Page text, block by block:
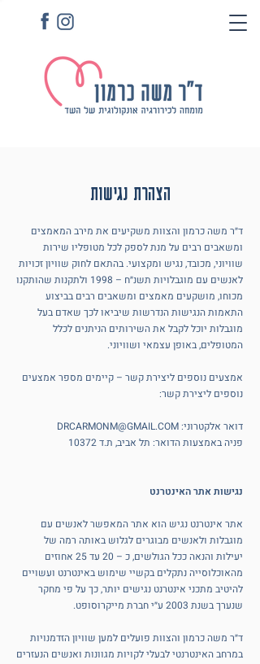
הצהרת נגישות
ד״ר משה כרמון והצוות משקיעים את מירב המאמצים
ומשאבים רבים על מנת לספק לכל מטופליו שירות
שוויוני, מכובד, נגיש ומקצועי. בהתאם לחוק שוויון זכויות
לאנשים עם מוגבלויות תשנ״ח – 1998 ולתקנות שהותקנו
מכוחו, מושקעים מאמצים ומשאבים רבים בביצוע
התאמות הנגישות הנדרשות שיביאו לכך שאדם בעל
מוגבלות יוכל לקבל את השירותים הניתנים לכלל
המטופלים, באופן עצמאי ושוויוני.
אמצעים נוספים ליצירת קשר – קיימים מספר אמצעים
נוספים ליצירת קשר:
דואר אלקטרוני: DRCARMONM@GMAIL.COM
פניה באמצעות הדואר: תל אביב, ת.ד 10372
נגישות אתר האינטרנט
אתר אינטרנט נגיש הוא אתר המאפשר לאנשים עם
מוגבלות ולאנשים מבוגרים לגלוש באותה רמה של
יעילות והנאה ככל הגולשים, כ – 20 עד 25 אחוזים
מהאוכלוסייה נתקלים בקשיי שימוש באינטרנט ועשויים
להיטיב מתכני אינטרנט נגישים יותר, כך על פי מחקר
שנערך בשנת 2003 ע״י חברת מייקרוסופט.
ד״ר משה כרמון והצוות פועלים למען שוויון הזדמנויות
במרחב האינטרנטי לבעלי לקויות מגוונות ואנשים הנעזרים